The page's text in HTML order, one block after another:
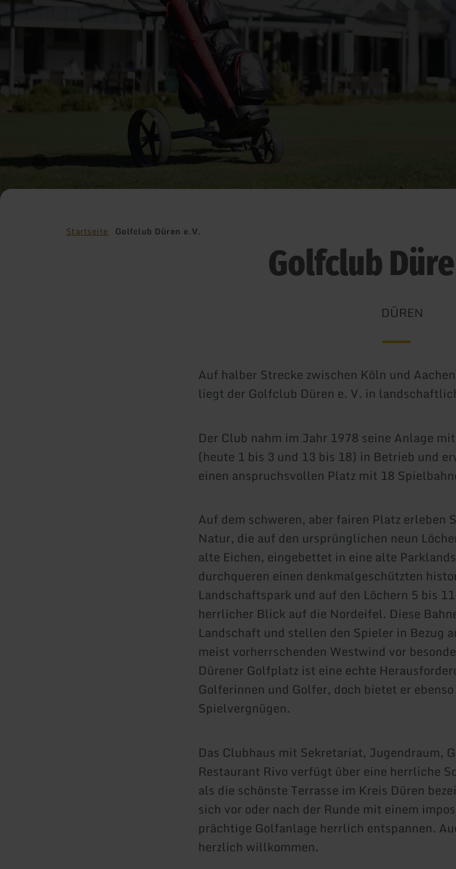
Startseite Golfclub Düren e.V.
Golfclub
DÜREN
Auf halber Strecke zwischen Köln und
liegt der Golfclub Düren e. V. in
Der Club nahm im Jahr 1978 seine Anlage
(heute 1 bis 3 und 13 bis 18) in Betrieb und
einen anspruchsvollen Platz mit 18
Auf dem schweren, aber fairen Platz erleben
Natur, die auf den ursprünglichen neun
alte Eichen, eingebettet in eine alte
durchqueren einen denkmalgeschützten
Landschaftspark und auf den Löchern 5 bis
herrlicher Blick auf die Nordeifel. Diese
Landschaft und stellen den Spieler in Bezug
meist vorherrschenden Westwind vor
Dürener Golfplatz ist eine echte
Golferinnen und Golfer, doch bietet er
Spielvergnügen.
Das Clubhaus mit Sekretariat, Jugendraum,
Restaurant Rivo verfügt über eine herrliche
als die schönste Terrasse im Kreis Düren
sich vor oder nach der Runde mit einem
prächtige Golfanlage herrlich entspannen.
herzlich willkommen.